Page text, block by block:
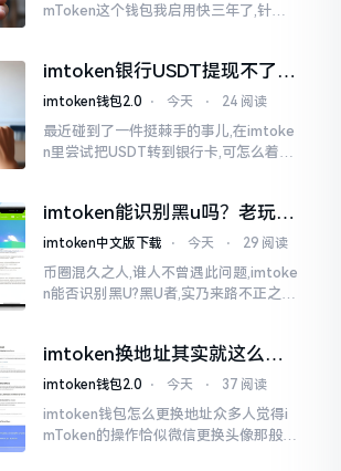
mToken这个钱包我启用快三年了,针对
我也疑惑过一阵子
imtoken银行USDT提现不了？
这几个法子能帮你搞定
imtoken钱包2.0 ⋅ 今天 ⋅ 24 阅读
最近碰到了一件挺棘手的事儿,在imtoke
n里尝试把USDT转到银行卡,可怎么着都
么时长
imtoken能识别黑u吗？老玩家
告诉你真相
imtoken中文版下载 ⋅ 今天 ⋅ 29 阅读
币圈混久之人,谁人不曾遇此问题,imtoke
n能否识别黑U?黑U者,实乃来路不正之钱
imtoken换地址其实就这么回
事
imtoken钱包2.0 ⋅ 今天 ⋅ 37 阅读
imtoken钱包怎么更换地址众多人觉得i
mToken的操作恰似微信更换头像那般简